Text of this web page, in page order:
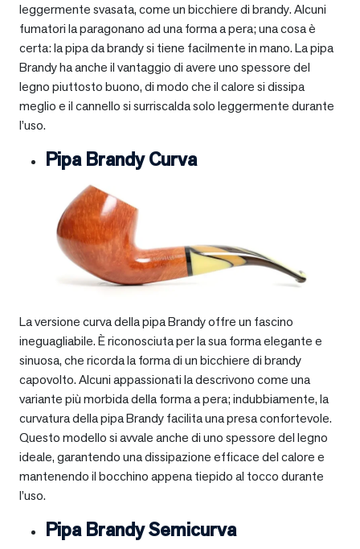
leggermente svasata, come un bicchiere di brandy. Alcuni
fumatori la paragonano ad una forma a pera; una cosa è
certa: la pipa da brandy si tiene facilmente in mano. La pipa
Brandy ha anche il vantaggio di avere uno spessore del
legno piuttosto buono, di modo che il calore si dissipa
meglio e il cannello si surriscalda solo leggermente durante
l’uso.
Pipa Brandy Curva
La versione curva della pipa Brandy offre un fascino
ineguagliabile. È riconosciuta per la sua forma elegante e
sinuosa, che ricorda la forma di un bicchiere di brandy
capovolto. Alcuni appassionati la descrivono come una
variante più morbida della forma a pera; indubbiamente, la
curvatura della pipa Brandy facilita una presa confortevole.
Questo modello si avvale anche di uno spessore del legno
ideale, garantendo una dissipazione efficace del calore e
mantenendo il bocchino appena tiepido al tocco durante
l’uso.
Pipa Brandy Semicurva